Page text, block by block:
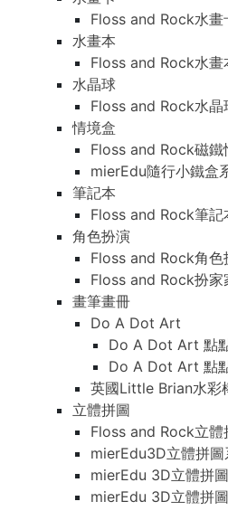
Floss and Rock水畫
水畫本
Floss and Rock水畫
水晶球
Floss and Rock水晶
情境盒
Floss and Rock磁鐵
mierEdu隨行小鐵盒
筆記本
Floss and Rock筆記
角色扮演
Floss and Rock角色
Floss and Rock扮家
畫筆畫冊
Do A Dot Art
Do A Dot Art 點
Do A Dot Art 點
英國Little Brian水彩
立體拼圖
Floss and Rock立體
mierEdu3D立體拼圖
mierEdu 3D立體拼
mierEdu 3D立體拼